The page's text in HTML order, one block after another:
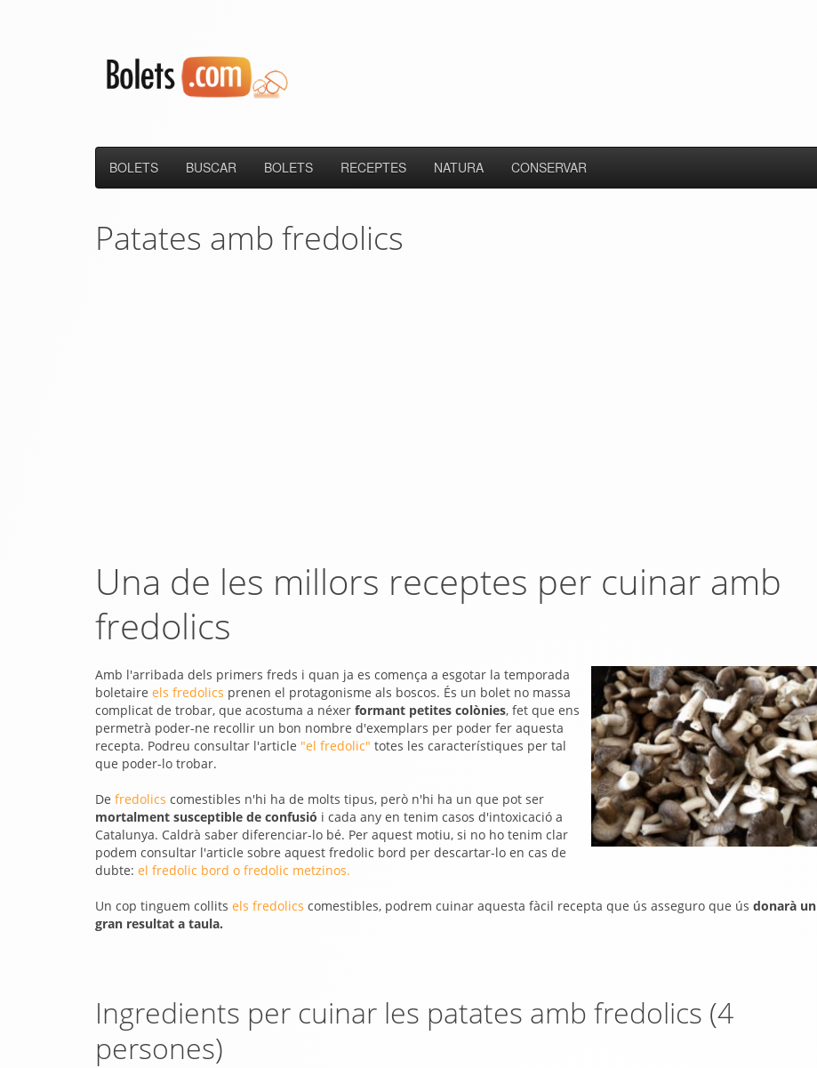
BOLETS BUSCAR BOLETS RECEPTES NATURA CONSERVAR
Patates amb fredolics
Una de les millors receptes per cuinar amb
fredolics
Amb l'arribada dels primers freds i quan ja es comença a esgotar la temporada
boletaire els fredolics prenen el protagonisme als boscos. És un bolet no massa
complicat de trobar, que acostuma a néxer formant petites colònies, fet que ens
permetrà poder-ne recollir un bon nombre d'exemplars per poder fer aquesta
recepta. Podreu consultar l'article "el fredolic" totes les característiques per tal
que poder-lo trobar.
De fredolics comestibles n'hi ha de molts tipus, però n'hi ha un que pot ser
mortalment susceptible de confusió i cada any en tenim casos d'intoxicació a
Catalunya. Caldrà saber diferenciar-lo bé. Per aquest motiu, si no ho tenim clar
podem consultar l'article sobre aquest fredolic bord per descartar-lo en cas de
dubte: el fredolic bord o fredolic metzinos.
Un cop tinguem collits els fredolics comestibles, podrem cuinar aquesta fàcil recepta que ús asseguro que ús donarà un
gran resultat a taula.
Ingredients per cuinar les patates amb fredolics (4
persones)